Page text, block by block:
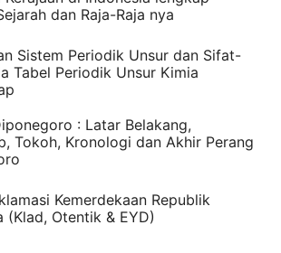
dan Raja-Raja nya
Sistem Periodik Unsur dan Sifat-
Tabel Periodik Unsur Kimia
: Latar Belakang,
Tokoh, Kronologi dan Akhir Perang
Kemerdekaan Republik
(Klad, Otentik & EYD)